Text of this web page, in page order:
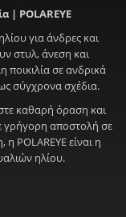
| POLAREYE
για άνδρες και
στυλ, άνεση και
σε ανδρικά
σύγχρονα σχέδια.
καθαρή όραση και
γρήγορη αποστολή σε
POLAREYE είναι η
ηλίου.